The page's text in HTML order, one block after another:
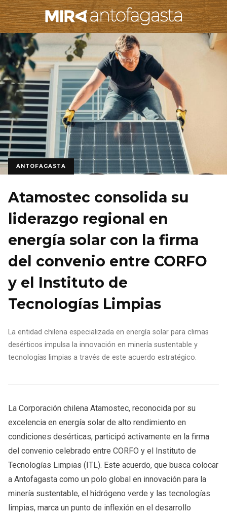
ANTOFAGASTA
Atamostec consolida su
liderazgo regional en
energía solar con la firma
del convenio entre CORFO
y el Instituto de
Tecnologías Limpias
La entidad chilena especializada en energía solar para climas
desérticos impulsa la innovación en minería sustentable y
tecnologías limpias a través de este acuerdo estratégico.
La Corporación chilena Atamostec, reconocida por su
excelencia en energía solar de alto rendimiento en
condiciones desérticas, participó activamente en la firma
del convenio celebrado entre CORFO y el Instituto de
Tecnologías Limpias (ITL). Este acuerdo, que busca colocar
a Antofagasta como un polo global en innovación para la
minería sustentable, el hidrógeno verde y las tecnologías
limpias, marca un punto de inflexión en el desarrollo